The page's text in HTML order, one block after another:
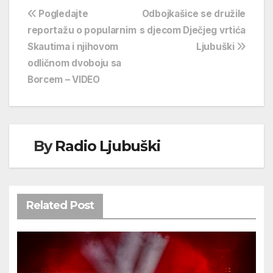
Navigacija
objava
Odbojkašice se družile
s djecom Dječjeg vrtića
Ljubuški
Pogledajte
reportažu o popularnim
Skautima i njihovom
odličnom dvoboju sa
Borcem – VIDEO
ByRadio Ljubuški
Related Post